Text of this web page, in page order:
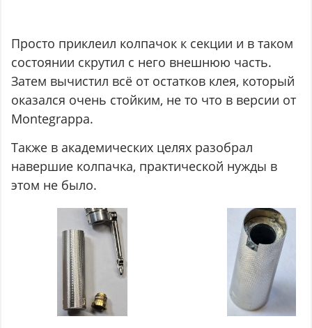
Просто приклеил колпачок к секции и в таком
состоянии скрутил с него внешнюю часть.
Затем вычистил всё от остатков клея, который
оказался очень стойким, не то что в версии от
Montegrappa.
Также в академических целях разобрал
навершие колпачка, практической нужды в
этом не было.